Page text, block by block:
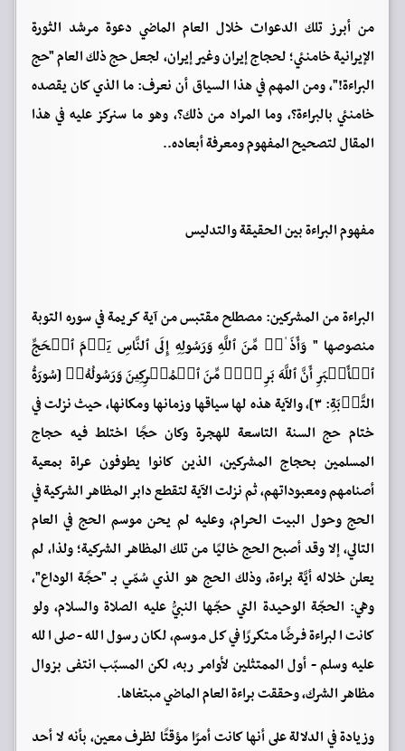
من أبرز تلك الدعوات خلال العام الماضي دعوة مرشد الثورة
الإيرانية خامنئي؛ لحجاج إيران وغير إيران، لجعل حج ذلك العام "حج
البراءة!"، ومن المهم في هذا السياق أن نعرف: ما الذي كان يقصده
خامنئي بالبراءة؟، وما المراد من ذلك؟، وهو ما سنركز عليه في هذا
المقال لتصحيح المفهوم ومعرفة أبعاده..
مفهوم البراءة بين الحقيقة والتدليس
البراءة من المشركين: مصطلح مقتبس من آية كريمة في سوره التوبة
منصوصها " وَأَذَ ٰ⁠نࣱ مِّنَ ٱللَّهِ وَرَسُولِهِ إِلَى ٱلنَّاسِ یَوۡمَ ٱلۡحَجِّ
ٱلۡأَكۡبَرِ أَنَّ ٱللَّهَ بَرِیۤءࣱ مِّنَ ٱلۡمُشۡرِكِینَ وَرَسُولُهُۥۚ [سُورَةُ
التَّوۡبَةِ: ٣]، والآية هذه لها سياقها وزمانها ومكانها، حيث نزلت في
ختام حج السنة التاسعة للهجرة وكان حجًا اختلط فيه حجاج
المسلمين بحجاج المشركين، الذين كانوا يطوفون عراة بمعية
أصنامهم ومعبوداتهم، ثم نزلت الآية لتقطع دابر المظاهر الشركية في
الحج وحول البيت الحرام، وعليه لم يحن موسم الحج في العام
التالي، إلا وقد أصبح الحج خاليًا من تلك المظاهر الشركية؛ ولذا، لم
يعلن خلاله أيَّة براءة، وذلك الحج هو الذي سُمّي بـ "حجًة الوداع"،
وهي: الحجّة الوحيدة التي حجّها النبيُّ عليه الصلاة والسلام، ولو
كانت البراءة فرضًا متكررًا في كل موسم، لكان رسول الله -صلى الله
عليه وسلم - أول الممتثلين لأوامر ربه، لكن المسبّب انتفى بزوال
مظاهر الشرك، وحققت براءة العام الماضي مبتغاها.
وزيادة في الدلالة على أنها كانت أمرًا مؤقتًا لظرف معين، بأنه لا أحد